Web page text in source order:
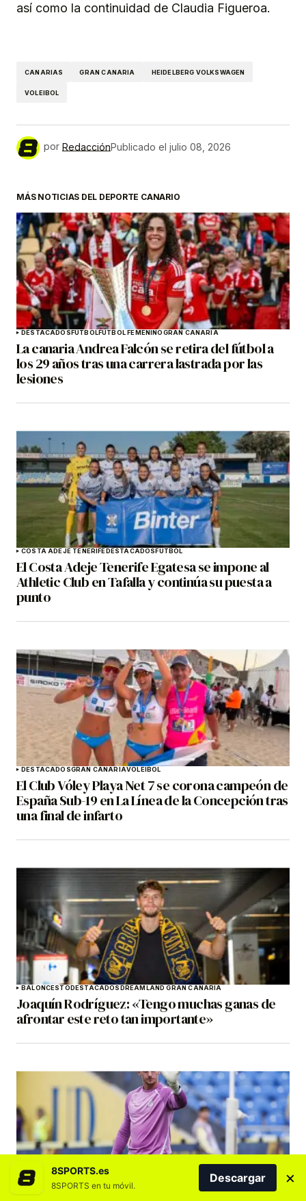
así como la continuidad de Claudia Figueroa.
CANARIAS GRAN CANARIA HEIDELBERG VOLKSWAGEN
VOLEIBOL
por RedacciónPublicado el julio 08, 2026
MÁS NOTICIAS DEL DEPORTE CANARIO
DESTACADOS FÚTBOLFÚTBOL FEMENINOGRAN CANARIA
La canaria Andrea Falcón se retira del fútbol a
los 29 años tras una carrera lastrada por las
lesiones
COSTA ADEJE TENERIFE DESTACADOS FÚTBOL
El Costa Adeje Tenerife Egatesa se impone al
Athletic Club en Tafalla y continúa su puesta a
punto
DESTACADOSGRAN CANARIAVOLEIBOL
El Club Vóley Playa Net 7 se corona campeón de
España Sub-19 en La Línea de la Concepción tras
una final de infarto
BALONCESTO DESTACADOS DREAMLAND GRAN CANARIA
Joaquín Rodríguez: «Tengo muchas ganas de
afrontar este reto tan importante»
DESTACADOS
8SPORTS.es
8SPORTS en tu móvil.
Descargar ×